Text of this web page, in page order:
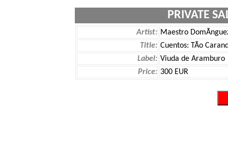
PRIVATE
Artist: Maestro
Title: Cuentos: TÃ­o
Label: Viuda de Aramburo
Price: 300 EUR